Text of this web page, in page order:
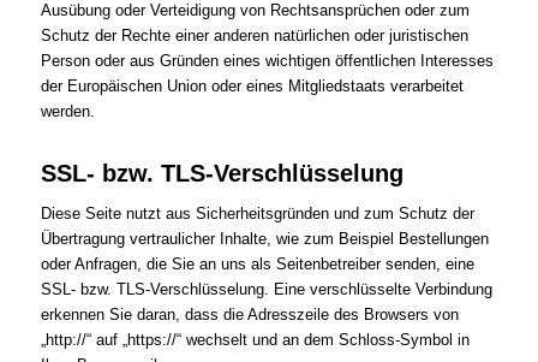
Ausübung oder Verteidigung von Rechtsansprüchen oder zum
Schutz der Rechte einer anderen natürlichen oder juristischen
Person oder aus Gründen eines wichtigen öffentlichen Interesses
der Europäischen Union oder eines Mitgliedstaats verarbeitet
werden.
SSL- bzw. TLS-Verschlüsselung
Diese Seite nutzt aus Sicherheitsgründen und zum Schutz der
Übertragung vertraulicher Inhalte, wie zum Beispiel Bestellungen
oder Anfragen, die Sie an uns als Seitenbetreiber senden, eine
SSL- bzw. TLS-Verschlüsselung. Eine verschlüsselte Verbindung
erkennen Sie daran, dass die Adresszeile des Browsers von
„http://“ auf „https://“ wechselt und an dem Schloss-Symbol in